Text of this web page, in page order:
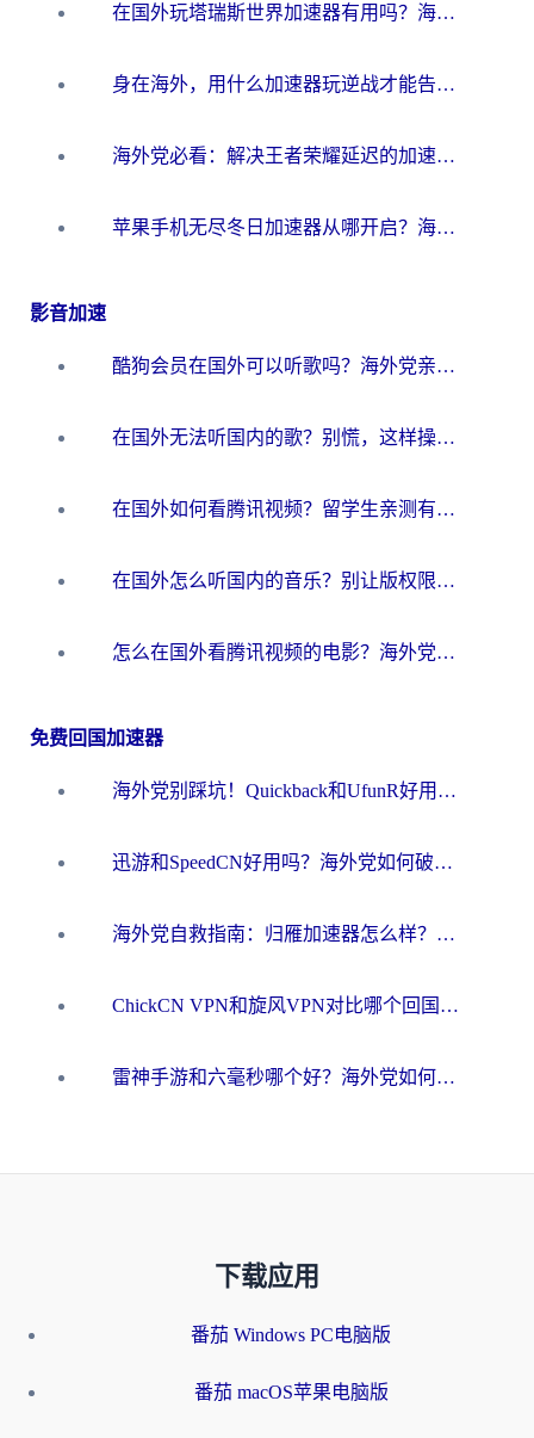
在国外玩塔瑞斯世界加速器有用吗？海外玩家亲测后的真实答案
身在海外，用什么加速器玩逆战才能告别延迟？
海外党必看：解决王者荣耀延迟的加速器终极指南——从EVE到猫和老鼠，一个工具全搞定
苹果手机无尽冬日加速器从哪开启？海外玩家的冬日生存指南
影音加速
酷狗会员在国外可以听歌吗？海外党亲测有效：3步解决音乐权限难题
在国外无法听国内的歌？别慌，这样操作就能畅听QQ音乐（附亲测加速器推荐）
在国外如何看腾讯视频？留学生亲测有效的回国加速方案
在国外怎么听国内的音乐？别让版权限制断了你的华语歌单
怎么在国外看腾讯视频的电影？海外党亲测有效的回国加速指南
免费回国加速器
海外党别踩坑！Quickback和UfunR好用吗？选对回国加速器才能无缝刷国内资源
迅游和SpeedCN好用吗？海外党如何破解那道看不见的墙
海外党自救指南：归雁加速器怎么样？教你避开坑实现国内资源无缝访问
ChickCN VPN和旋风VPN对比哪个回国效果更好？海外用户的选择困境与出路
雷神手游和六毫秒哪个好？海外党如何真正解锁国内资源
下载应用
番茄 Windows PC电脑版
番茄 macOS苹果电脑版